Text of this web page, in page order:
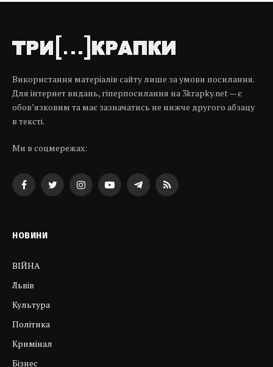
Використання матеріалів сайту лише за умови посилання.
Для інтернет видань, гіперпосилання на 3krapky.net — є
обов’язковим та має зазначатись не нижче другого абзацу
в тексті.
Ми в соцмережах:
FacebookTwitterInstagramYouTubeTelegramRSS
НОВИНИ
ВІЙНА
Львів
Культура
Політика
Кримінал
Бізнес